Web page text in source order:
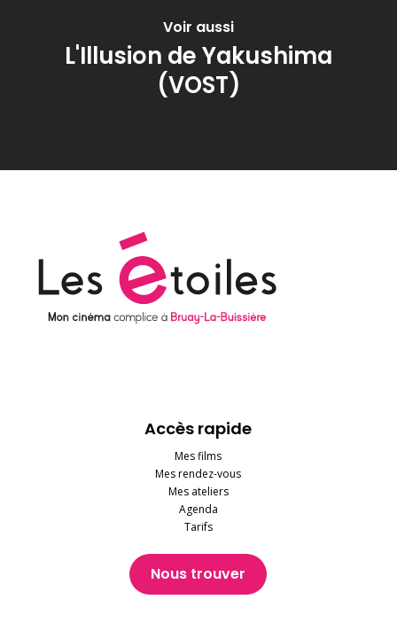
Voir aussi
L'Illusion de Yakushima
(VOST)
Accès rapide
Mes films
Mes rendez-vous
Mes ateliers
Agenda
Tarifs
Nous trouver